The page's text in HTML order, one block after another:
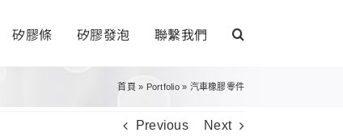
矽膠條 矽膠發泡 聯繫我們
首頁 » Portfolio» 汽車橡膠零件
Previous Next